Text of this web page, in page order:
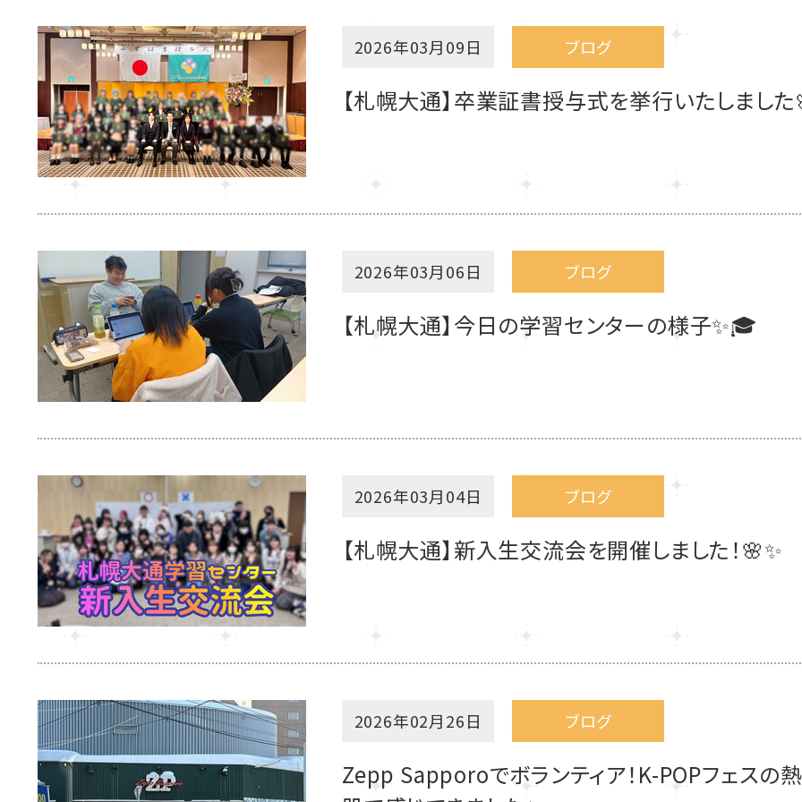
2026年03月09日 ブログ
【札幌大通】卒業証書授与式を挙行いたしました
2026年03月06日 ブログ
【札幌大通】今日の学習センターの様子✨🎓
2026年03月04日 ブログ
【札幌大通】新入生交流会を開催しました！🌸✨
2026年02月26日 ブログ
Zepp Sapporoでボランティア！K-POPフェスの